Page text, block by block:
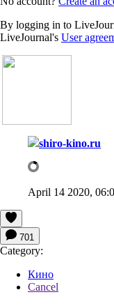
By logging in to
LiveJournal's User
shiro-kino.ru
April 14 2020,
701
Category:
Кино
Cancel